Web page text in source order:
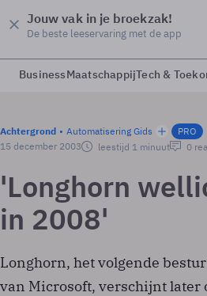
Jouw vak in je broekzak!
De beste leeservaring met de app
BusinessMaatschappijTech &
Achtergrond Automatisering Gids
PRO
15 december 2003
leestijd 1 minuut 0
'Longhorn
in 2008'
Longhorn, het volgende
van Microsoft, verschijnt later